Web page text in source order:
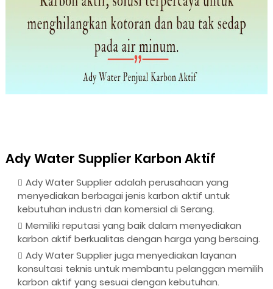
Ady Water Supplier Karbon Aktif
Ady Water Supplier adalah perusahaan yang
menyediakan berbagai jenis karbon aktif untuk
kebutuhan industri dan komersial di Serang.
Memiliki reputasi yang baik dalam menyediakan
karbon aktif berkualitas dengan harga yang bersaing.
Ady Water Supplier juga menyediakan layanan
konsultasi teknis untuk membantu pelanggan memilih
karbon aktif yang sesuai dengan kebutuhan.